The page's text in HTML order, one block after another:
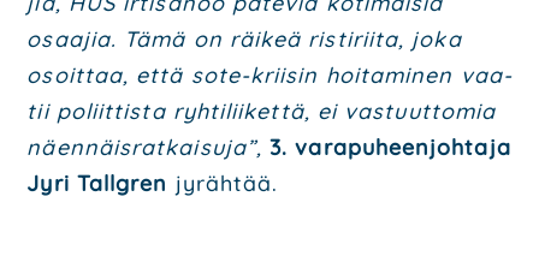
osaa­jia. Tämä on räi­keä ris­ti­rii­ta, joka
osoit­taa, että sote-krii­sin hoi­ta­mi­nen vaa­
tii poliit­tis­ta ryh­ti­lii­ket­tä, ei vas­tuut­to­mia
näen­näis­rat­kai­su­ja”, 3. vara­pu­heen­joh­ta­ja
Jyri Tallgren jyräh­tää.